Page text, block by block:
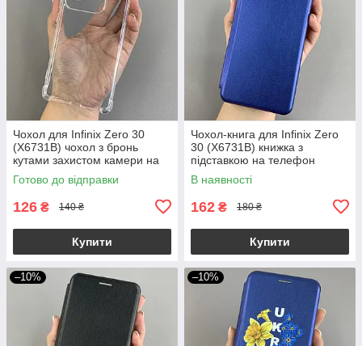
Чохол для Infinix Zero 30
(X6731B) чохол з бронь
кутами захистом камери на
інфінікс зеро 30 прозорий ttp
Готово до відправки
126 ₴ 140 ₴
Купити
Чохол-книга для Infinix Zero
30 (X6731B) книжка з
підставкою на телефон
інфінікс зеро 30 синя stn
В наявності
162 ₴ 180 ₴
Купити
–10% –10%